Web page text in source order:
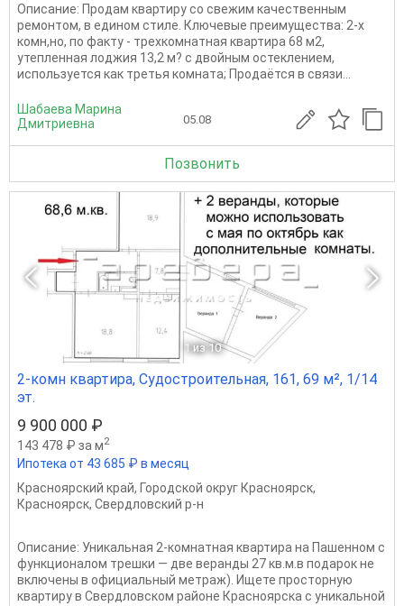
Описание: Продам квартиру со свежим качественным
ремонтом, в едином стиле. Ключевые преимущества: 2-х
комн,но, по факту - трехкомнатная квартира 68 м2,
утепленная лоджия 13,2 м? с двойным остеклением,
используется как третья комната; Продаётся в связи...
Шабаева Марина
Дмитриевна
05.08
Позвонить
1 из 10
2-комн квартира, Судостроительная, 161, 69 м², 1/14
эт.
9 900 000 ₽
143 478 ₽ за м2
Ипотека от 43 685 ₽ в месяц
Красноярский край, Городской округ Красноярск,
Красноярск, Свердловский р-н
Описание: Уникальная 2-комнатная квартира на Пашенном с
функционалом трешки — две веранды 27 кв.м.в подарок не
включены в официальный метраж). Ищете просторную
квартиру в Свердловском районе Красноярска с уникальной